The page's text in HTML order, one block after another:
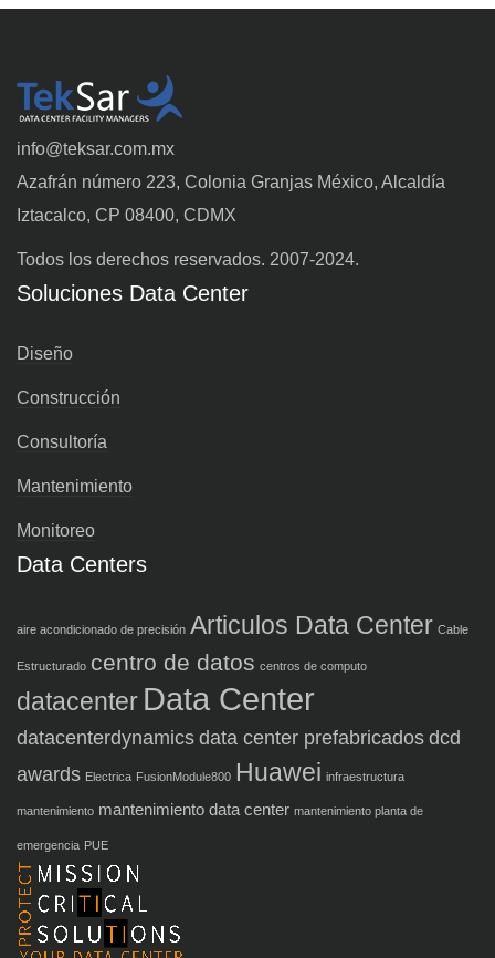
info@teksar.com.mx
Azafrán número 223, Colonia Granjas México, Alcaldía
Iztacalco, CP 08400, CDMX
Todos los derechos reservados. 2007-2024.
Soluciones Data Center
Diseño
Construcción
Consultoría
Mantenimiento
Monitoreo
Data Centers
aire acondicionado de precisión Articulos Data Center Cable
Estructurado centro de datos centros de computo
datacenter Data Center
datacenterdynamicsdata center prefabricadosdcd
awards Electrica FusionModule800 Huawei infraestructura
mantenimiento mantenimiento data center mantenimiento planta de
emergencia PUE